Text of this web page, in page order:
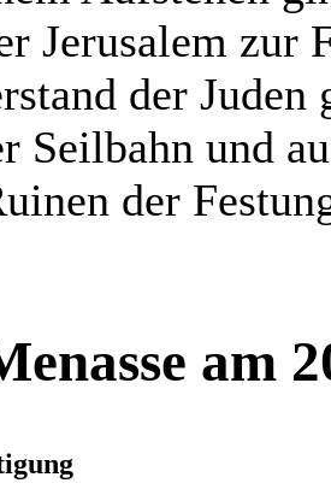
Jerusalem zur
der
Seilbahn und
der
am